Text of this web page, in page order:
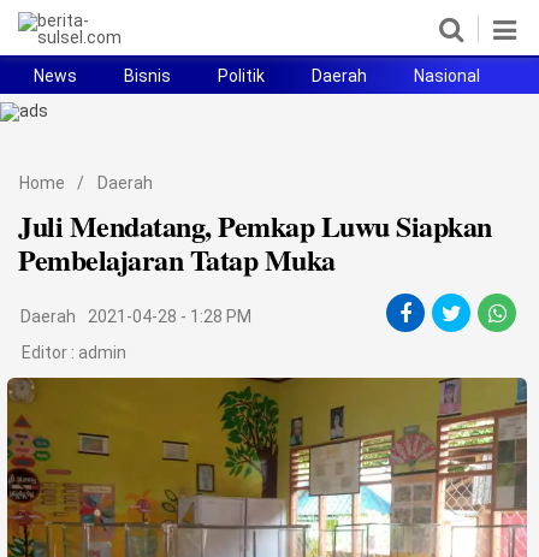
Home
Politik
Pendidikan
Bisnis
Otomotif
Hukum
Sport
Life Style
News Bisnis Politik Daerah Nasional
Home / Daerah
Juli Mendatang, Pemkap Luwu Siapkan
Pembelajaran Tatap Muka
Daerah
2021-04-28 - 1:28 PM
Editor : admin